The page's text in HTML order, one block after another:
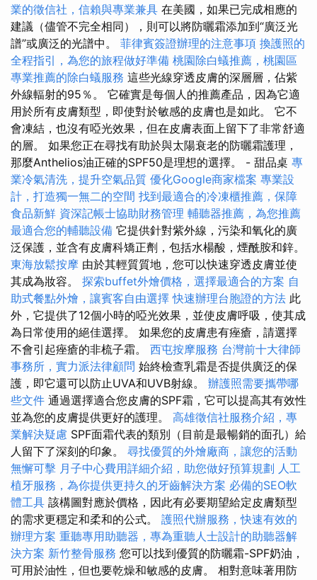
業的徵信社，信賴與專業兼具 在美國，如果已完成相應的
建議（儘管不完全相同），則可以將防曬霜添加到“廣泛光
譜”或廣泛的光譜中。 菲律賓簽證辦理的注意事項 換護照的
全程指引，為您的旅程做好準備 桃園除白蟻推薦，桃園區
專業推薦的除白蟻服務 這些光線穿透皮膚的深層層，佔紫
外線輻射的95％。 它確實是每個人的推薦產品，因為它適
用於所有皮膚類型，即使對於敏感的皮膚也是如此。 它不
會凍結，也沒有啞光效果，但在皮膚表面上留下了非常舒適
的層。 如果您正在尋找有助於與太陽衰老的防曬霜護理，
那麼Anthelios油正確的SPF50是理想的選擇。 - 甜品桌 專
業冷氣清洗，提升空氣品質 優化Google商家檔案 專業設
計，打造獨一無二的空間 找到最適合的冷凍櫃推薦，保障
食品新鮮 資深記帳士協助財務管理 輔聽器推薦，為您推薦
最適合您的輔聽設備 它提供針對紫外線，污染和氧化的廣
泛保護，並含有皮膚科矯正劑，包括水楊酸，煙酰胺和鋅。
東海放鬆按摩 由於其輕質質地，您可以快速穿透皮膚並使
其成為妝容。 探索buffet外燴價格，選擇最適合的方案 自
助式餐點外燴，讓賓客自由選擇 快速辦理台胞證的方法 此
外，它提供了12個小時的啞光效果，並使皮膚呼吸，使其成
為日常使用的絕佳選擇。 如果您的皮膚患有痤瘡，請選擇
不會引起痤瘡的非梳子霜。 西屯按摩服務 台灣前十大律師
事務所，實力派法律顧問 始終檢查乳霜是否提供廣泛的保
護，即它還可以防止UVA和UVB射線。 辦護照需要攜帶哪
些文件 通過選擇適合您皮膚的SPF霜，它可以提高其有效性
並為您的皮膚提供更好的護理。 高雄徵信社服務介紹，專
業解決疑慮 SPF面霜代表的類別（目前是最暢銷的面孔）給
人留下了深刻的印象。 尋找優質的外燴廠商，讓您的活動
無懈可擊 月子中心費用詳細介紹，助您做好預算規劃 人工
植牙服務，為你提供更持久的牙齒解決方案 必備的SEO軟
體工具 該構圖對應於價格，因此有必要期望給定皮膚類型
的需求更穩定和柔和的公式。 護照代辦服務，快速有效的
辦理方案 重聽專用助聽器，專為重聽人士設計的助聽器解
決方案 新竹整骨服務 您可以找到優質的防曬霜-SPF奶油，
可用於油性，但也要乾燥和敏感的皮膚。 相對意味著用防